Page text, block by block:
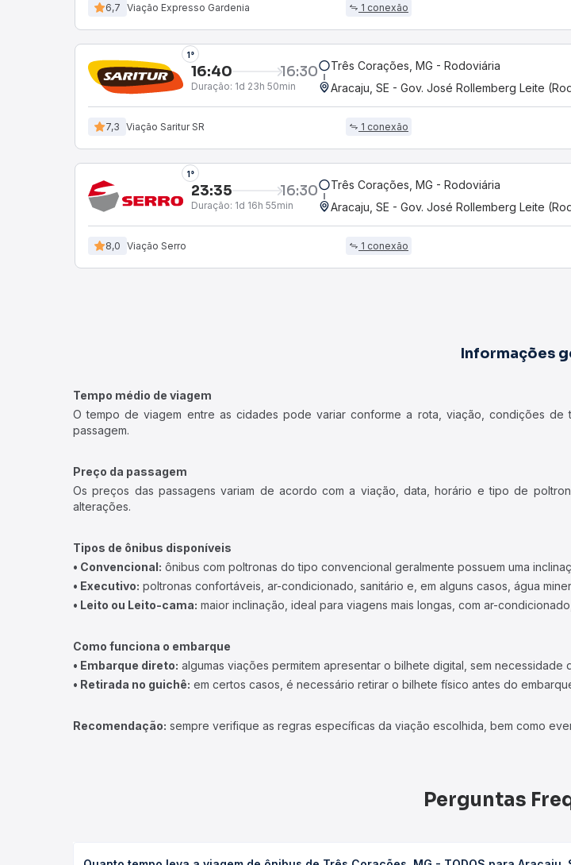
6,7 Viação Expresso Gardenia 1 conexão
1°
16:40 16:30
Duração: 1d 23h 50min
Três Corações, MG - Rodoviária
Aracaju, SE - Gov. José Rollemberg Leite
7,3 Viação Saritur SR 1 conexão
1°
23:35 16:30
Duração: 1d 16h 55min
Três Corações, MG - Rodoviária
Aracaju, SE - Gov. José Rollemberg Leite
8,0 Viação Serro 1 conexão
Informações
Tempo médio de viagem
O tempo de viagem entre as cidades pode variar conforme a rota, viação, condições
passagem.
Preço da passagem
Os preços das passagens variam de acordo com a viação, data, horário e tipo de
alterações.
Tipos de ônibus disponíveis
• Convencional: ônibus com poltronas do tipo convencional geralmente possuem uma
• Executivo: poltronas confortáveis, ar-condicionado, sanitário e, em alguns casos, água
• Leito ou Leito-cama: maior inclinação, ideal para viagens mais longas, com ar-
Como funciona o embarque
• Embarque direto: algumas viações permitem apresentar o bilhete digital, sem necessidade
• Retirada no guichê: em certos casos, é necessário retirar o bilhete físico antes do
Recomendação: sempre verifique as regras específicas da viação escolhida, bem como
Perguntas